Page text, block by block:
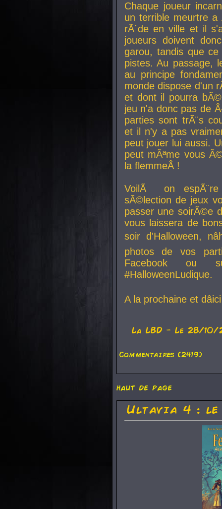
Chaque joueur
un terrible meurtre
rÃ´de en ville et il
joueurs doivent
garou, tandis que
pistes. Au passage,
au principe
monde dispose d'un
et dont il pourra
jeu n'a donc pas de
parties sont trÃ¨s
et il n'y a pas
peut jouer lui aussi.
peut mÃªme vous
la flemmeÂ !
VoilÃ on
sÃ©lection de jeux
passer une soirÃ©e
vous laissera de
soir d'Halloween,
photos de vos
Facebook ou
#HalloweenLudique.
A la prochaine et
La LBD - Le 28/10/
Commentaires (2419)
haut de page
Ultavia 4 :